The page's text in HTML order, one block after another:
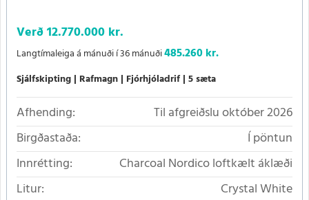
Verð12.770.000 kr.
Langtímaleiga á mánuði í 36 mánuði485.260 kr.
Sjálfskipting Rafmagn Fjórhjóladrif 5 sæta
Afhending:
Til afgreiðslu október 2026
Birgðastaða:
Í pöntun
Innrétting:
Charcoal Nordico loftkælt áklæði
Litur:
Crystal White